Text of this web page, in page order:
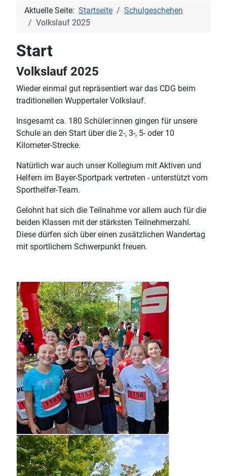
Aktuelle Seite: Startseite
Schulgeschehen
Volkslauf 2025
Start
Volkslauf 2025
Wieder einmal gut repräsentiert war das CDG beim
traditionellen Wuppertaler Volkslauf.
Insgesamt ca. 180 Schüler:innen gingen für unsere
Schule an den Start über die 2-, 3-, 5- oder 10
Kilometer-Strecke.
Natürlich war auch unser Kollegium mit Aktiven und
Helfern im Bayer-Sportpark vertreten - unterstützt vom
Sporthelfer-Team.
Gelohnt hat sich die Teilnahme vor allem auch für die
beiden Klassen mit der stärksten Teilnehmerzahl.
Diese dürfen sich über einen zusätzlichen Wandertag
mit sportlichem Schwerpunkt freuen.